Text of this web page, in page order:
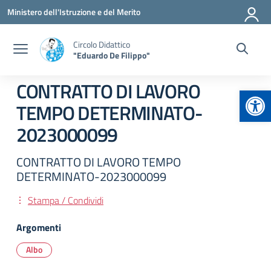
Vai ai contenuti
Vai al menu di navigazione
Vai al footer
Ministero dell'Istruzione e del Merito
Circolo Didattico
"Eduardo De Filippo"
CONTRATTO DI LAVORO
TEMPO DETERMINATO-
2023000099
CONTRATTO DI LAVORO TEMPO
DETERMINATO-2023000099
Stampa / Condividi
Argomenti
Albo